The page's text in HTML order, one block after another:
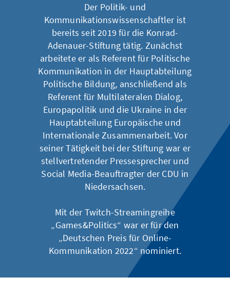
Der Politik- und
Kommunikationswissenschaftler ist
bereits seit 2019 für die Konrad-
Adenauer-Stiftung tätig. Zunächst
arbeitete er als Referent für Politische
Kommunikation in der Hauptabteilung
Politische Bildung, anschließend als
Referent für Multilateralen Dialog,
Europapolitik und die Ukraine in der
Hauptabteilung Europäische und
Internationale Zusammenarbeit. Vor
seiner Tätigkeit bei der Stiftung war er
stellvertretender Pressesprecher und
Social Media-Beauftragter der CDU in
Niedersachsen.
Mit der Twitch-Streamingreihe
„Games&Politics“ war er für den
„Deutschen Preis für Online-
Kommunikation 2022“ nominiert.